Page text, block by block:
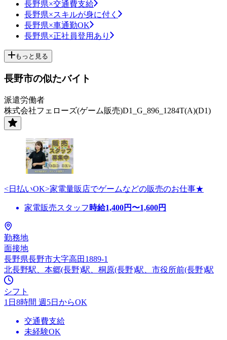
長野県×交通費支給
長野県×スキルが身に付く
長野県×車通勤OK
長野県×正社員登用あり
もっと見る
長野市の似たバイト
派遣労働者
株式会社フェローズ(ゲーム販売)D1_G_896_1284T(A)(D1)
<日払いOK>家電量販店でゲームなどの販売のお仕事★
家電販売スタッフ 時給1,400円〜1,600円
勤務地
面接地
長野県長野市大字高田1889-1
北長野駅、本郷(長野)駅、桐原(長野)駅、市役所前(長野)駅
シフト
1日8時間 週5日からOK
交通費支給
未経験OK